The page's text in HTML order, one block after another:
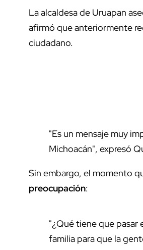
La alcaldesa de Uruapan
afirmó que anteriormente
ciudadano.
"Es un mensaje muy
Michoacán", expresó
Sin embargo, el momento
preocupación:
"¿Qué tiene que pasar
familia para que la